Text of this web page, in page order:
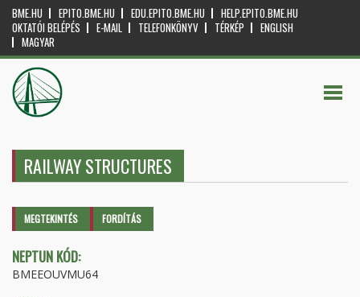
BME.HU EPITO.BME.HU EDU.EPITO.BME.HU
HELP.EPITO.BME.HU
OKTATÓI BELÉPÉS
E-MAIL TELEFONKÖNYV TÉRKÉP
ENGLISH
MAGYAR
RAILWAY STRUCTURES
Elsődleges fülek
MEGTEKINTÉS (AKTÍVFORDÍTÁS
NEPTUN KÓD:
BMEEOUVMU64